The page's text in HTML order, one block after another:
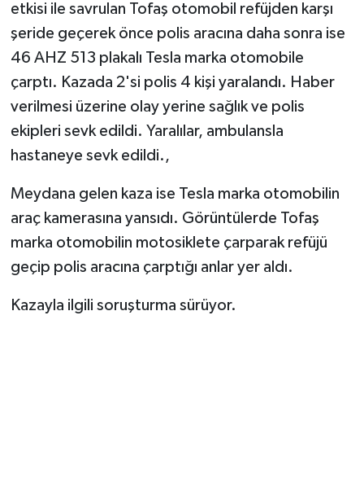
etkisi ile savrulan Tofaş otomobil refüjden karşı
şeride geçerek önce polis aracına daha sonra ise
46 AHZ 513 plakalı Tesla marka otomobile
çarptı. Kazada 2'si polis 4 kişi yaralandı. Haber
verilmesi üzerine olay yerine sağlık ve polis
ekipleri sevk edildi. Yaralılar, ambulansla
hastaneye sevk edildi.,
Meydana gelen kaza ise Tesla marka otomobilin
araç kamerasına yansıdı. Görüntülerde Tofaş
marka otomobilin motosiklete çarparak refüjü
geçip polis aracına çarptığı anlar yer aldı.
Kazayla ilgili soruşturma sürüyor.